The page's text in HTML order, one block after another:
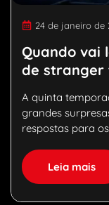
24 de janeiro de
Quando vai
de stranger
A quinta
grandes
respostas para
Leia mais